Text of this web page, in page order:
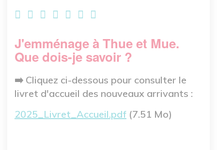
J'emménage à Thue et Mue.
Que dois-je savoir ?
➡️ Cliquez ci-dessous pour consulter le
livret d'accueil des nouveaux arrivants :
Fichier
2025_Livret_Accueil.pdf (7.51 Mo)